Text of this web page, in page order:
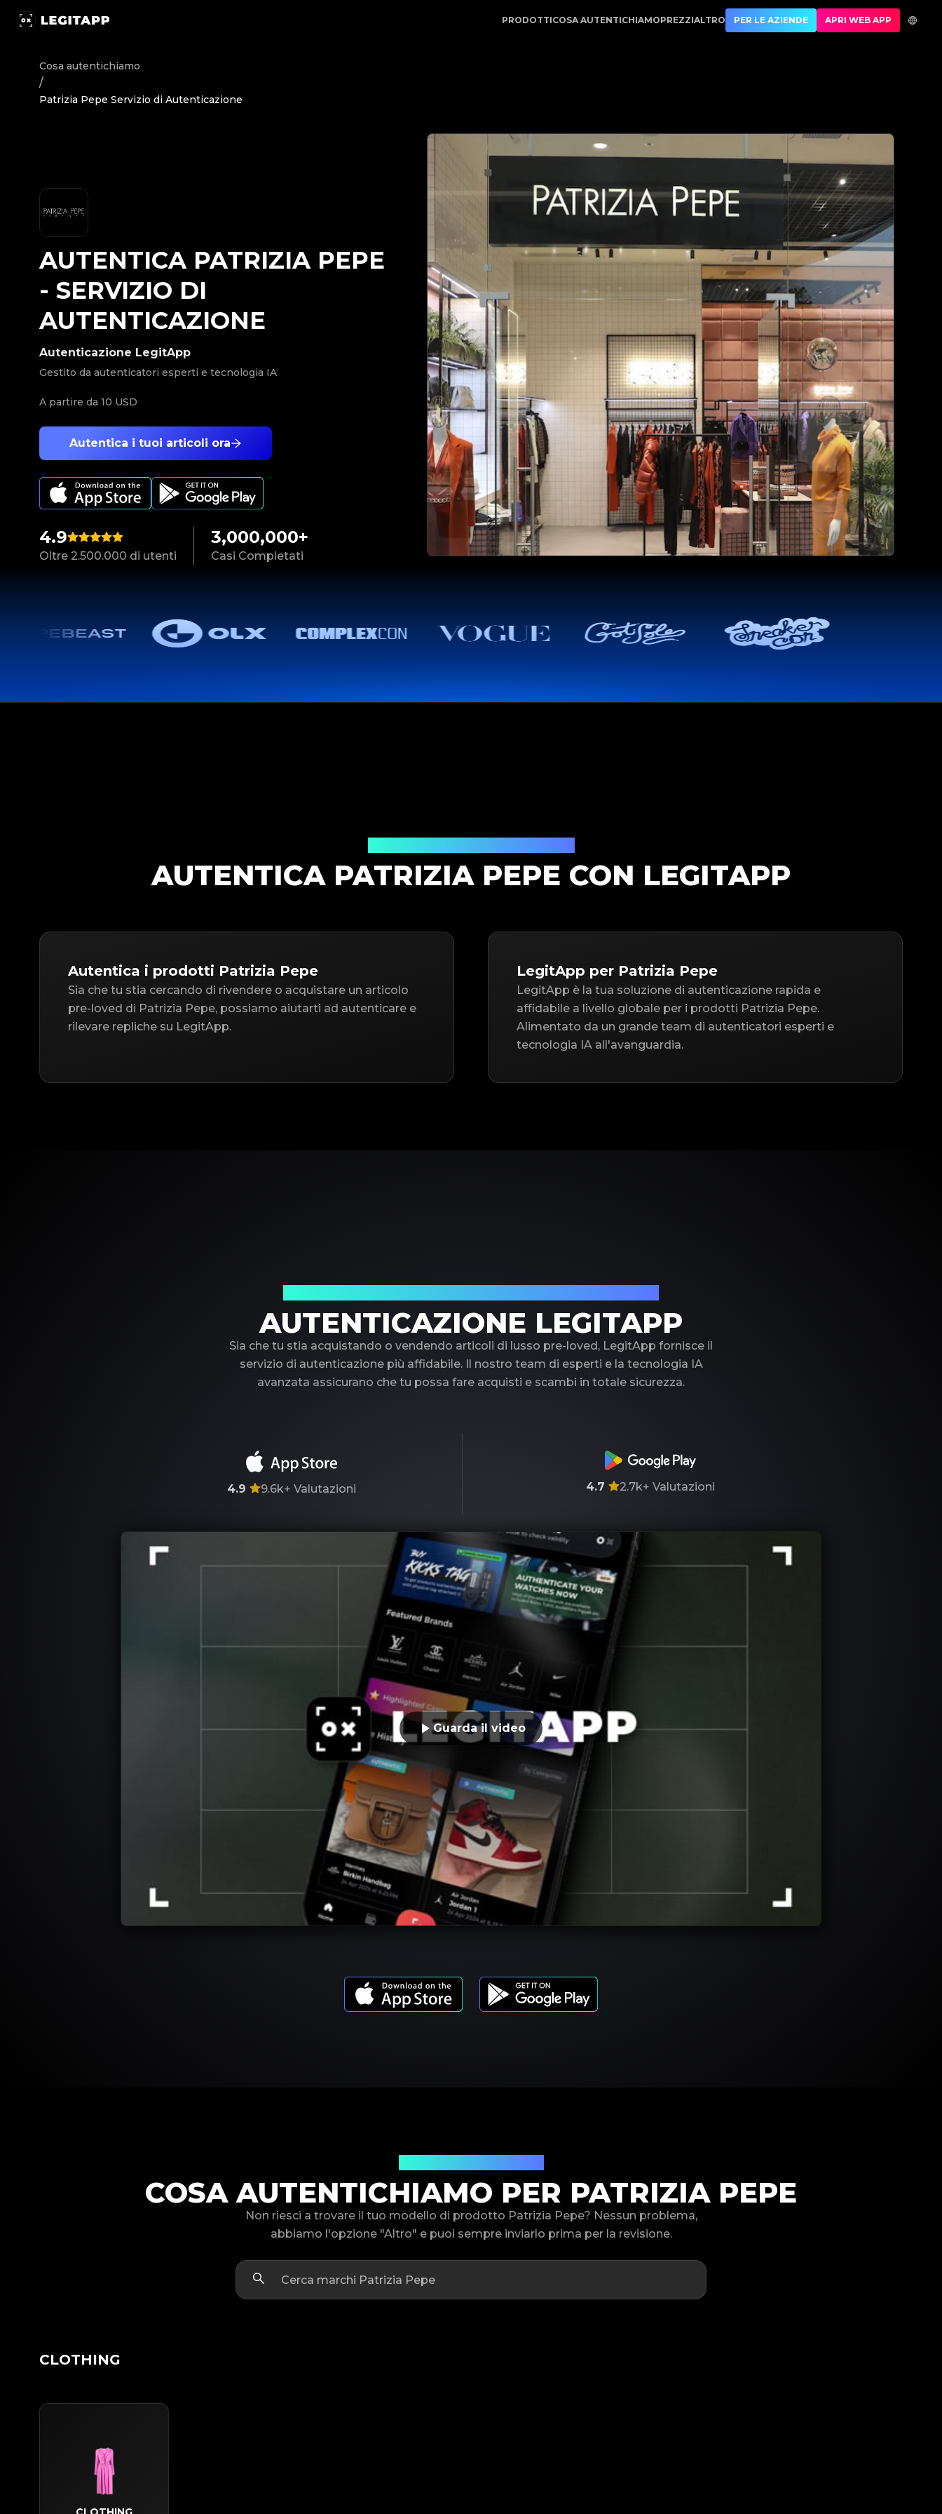
Autentica Patrizia Pepe - Servizio di Autenticazione | LegitApp | Il tuo partner di fiducia nell'autenticazione di lusso | No.1 Best Authentication
PRODOTTICOSA AUTENTICHIAMOPREZZIALTRO PER LE AZIENDE APRI WEB APP
Cosa autentichiamo
/
Patrizia Pepe Servizio di Autenticazione
4.9
Oltre 2.500.000 di utenti
3,000,000+
Casi Completati
Autentica i tuoi articoli ora
Autenticazione LegitApp
Gestito da autenticatori esperti e tecnologia IA
A partire da 10 USD
AUTENTICA PATRIZIA PEPE
- SERVIZIO DI
AUTENTICAZIONE
AUTENTICA PATRIZIA PEPE CON LEGITAPP
Autentica i prodotti Patrizia Pepe
Sia che tu stia cercando di rivendere o acquistare un articolo
pre-loved di Patrizia Pepe, possiamo aiutarti ad autenticare e
rilevare repliche su LegitApp.
LegitApp per Patrizia Pepe
LegitApp è la tua soluzione di autenticazione rapida e
affidabile a livello globale per i prodotti Patrizia Pepe.
Alimentato da un grande team di autenticatori esperti e
tecnologia IA all'avanguardia.
AUTENTICAZIONE LEGITAPP
Sia che tu stia acquistando o vendendo articoli di lusso pre-loved, LegitApp fornisce il
servizio di autenticazione più affidabile. Il nostro team di esperti e la tecnologia IA
avanzata assicurano che tu possa fare acquisti e scambi in totale sicurezza.
4.9 9.6k+ Valutazioni 4.7 2.7k+ Valutazioni
Guarda il video
COSA AUTENTICHIAMO PER PATRIZIA PEPE
Non riesci a trovare il tuo modello di prodotto Patrizia Pepe? Nessun problema,
abbiamo l'opzione "Altro" e puoi sempre inviarlo prima per la revisione.
CLOTHING